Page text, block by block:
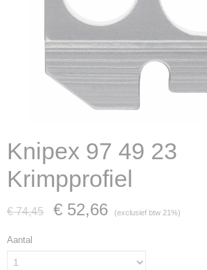
Knipex 97 49 23
Krimpprofiel
€ 74,45 € 52,66 (exclusief btw 21%)
Aantal